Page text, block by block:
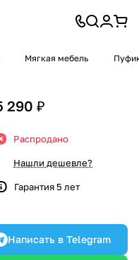
Мягкая мебель
290 ₽
Распродано
Нашли дешевле?
Гарантия 5 лет
Написать в Telegram